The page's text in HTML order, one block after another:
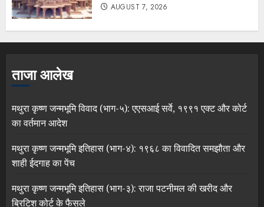
AUGUST 7, 2026
ताजा आलेख
मथुरा कृष्ण जन्मभूमि विवाद (भाग-५): एएसआई सर्वे, १९९१ एक्ट और कोर्ट
का वर्तमान आदेश
मथुरा कृष्ण जन्मभूमि इतिहास (भाग-४): १९६८ का विवादित समझौता और
शाही ईदगाह का पेंच
मथुरा कृष्ण जन्मभूमि इतिहास (भाग-३): राजा पटनीमल की खरीद और
ब्रिटिश कोर्ट के फैसले